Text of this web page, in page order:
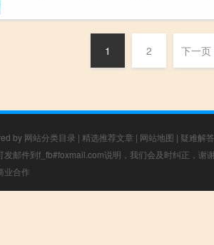
1 2 下一页
by 网站分类目录 | 精选推荐文章 | 网站地图 | 疑难解答
邮件到f_fb#foxmail.com说明，我们会及时纠正，谢谢
业合作